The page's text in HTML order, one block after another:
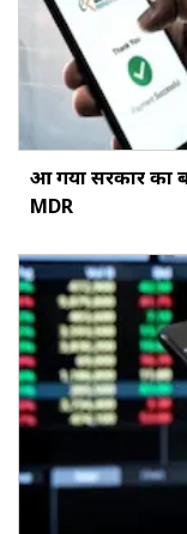
आ गया सरकार का
MDR